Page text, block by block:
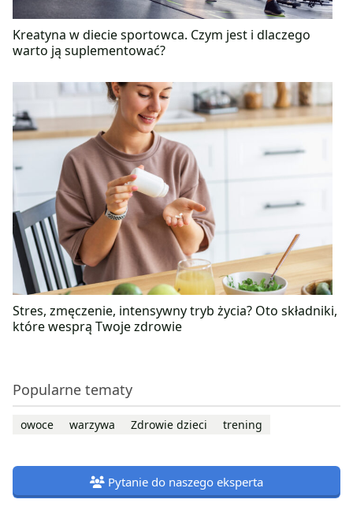
Kreatyna w diecie sportowca. Czym jest i dlaczego
warto ją suplementować?
Stres, zmęczenie, intensywny tryb życia? Oto składniki,
które wesprą Twoje zdrowie
Popularne tematy
owoce warzywa Zdrowie dzieci trening
Pytanie do naszego eksperta